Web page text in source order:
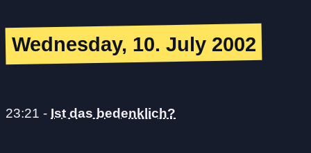
Wednesday, 10. July 2002
23:21 - Ist das bedenklich?